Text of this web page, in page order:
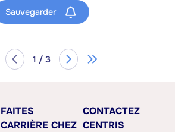
Sauvegarder
1 / 3
FAITES
CARRIÈRE CHEZ
CONTACTEZ
CENTRIS